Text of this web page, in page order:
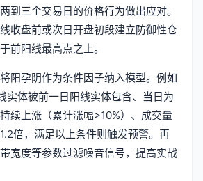
到三个交易日的价格行为做出应对。
收盘前或次日开盘初段建立防御性仓
前阳线最高点之上。
阳孕阴作为条件因子纳入模型。例如
实体被前一日阳线实体包含、当日为
续上涨（累计涨幅>10%）、成交量
倍，满足以上条件则触发预警。再
宽度等参数过滤噪音信号，提高实战